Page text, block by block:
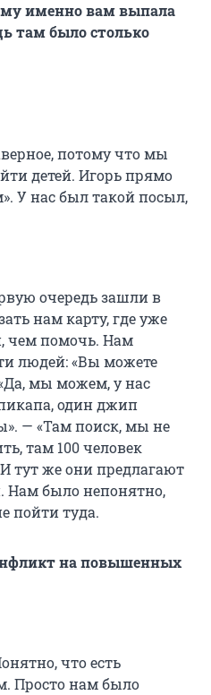
именно вам выпала
там было столько
потому что мы
детей. Игорь прямо
У нас был такой посыл,
очередь зашли в
нам карту, где уже
чем помочь. Нам
людей: «Вы можете
мы можем, у нас
один джип
— «Там поиск, мы не
там 100 человек
тут же они предлагают
Нам было непонятно,
пойти туда.
на повышенных
что есть
Просто нам было